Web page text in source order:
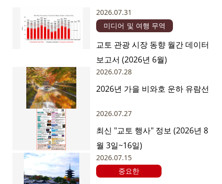
2026.07.31
미디어 및 여행 무역
교토 관광 시장 동향 월간 데이터
보고서 (2026년 6월)
2026.07.28
2026년 가을 비와호 운하 유람선
2026.07.27
최신 "교토 행사" 정보 (2026년 8
월 3일~16일)
2026.07.15
중요한